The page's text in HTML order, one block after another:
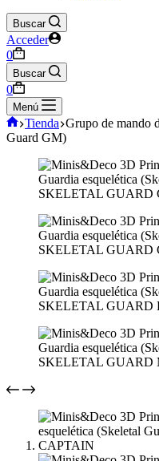
Buscar
Acceder
Carro
de
compra
0
Buscar
Carro
de
compra
0
Menú
Inicio
Tienda Grupo de mando
Guard GM)